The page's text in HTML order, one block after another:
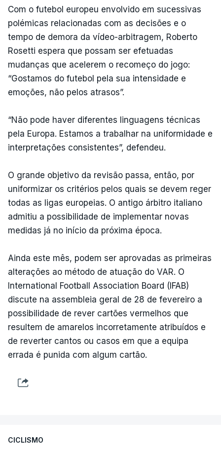
Com o futebol europeu envolvido em sucessivas
polémicas relacionadas com as decisões e o
tempo de demora da vídeo-arbitragem, Roberto
Rosetti espera que possam ser efetuadas
mudanças que acelerem o recomeço do jogo:
“Gostamos do futebol pela sua intensidade e
emoções, não pelos atrasos”.
“Não pode haver diferentes linguagens técnicas
pela Europa. Estamos a trabalhar na uniformidade e
interpretações consistentes”, defendeu.
O grande objetivo da revisão passa, então, por
uniformizar os critérios pelos quais se devem reger
todas as ligas europeias. O antigo árbitro italiano
admitiu a possibilidade de implementar novas
medidas já no início da próxima época.
Ainda este mês, podem ser aprovadas as primeiras
alterações ao método de atuação do VAR. O
International Football Association Board (IFAB)
discute na assembleia geral de 28 de fevereiro a
possibilidade de rever cartões vermelhos que
resultem de amarelos incorretamente atribuídos e
de reverter cantos ou casos em que a equipa
errada é punida com algum cartão.
CICLISMO